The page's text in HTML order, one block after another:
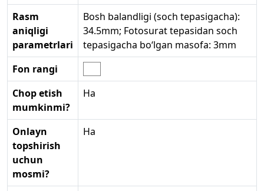
Rasm
aniqligi
parametrlari
Bosh balandligi (soch tepasigacha):
34.5mm; Fotosurat tepasidan soch
tepasigacha bo‘lgan masofa: 3mm
Fon rangi
Chop etish
mumkinmi?
Ha
Onlayn
topshirish
uchun
mosmi?
Ha